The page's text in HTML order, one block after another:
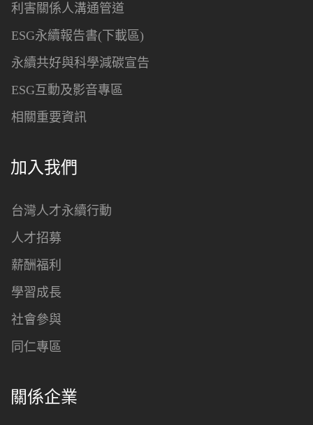
利害關係人溝通管道
ESG永續報告書(下載區)
永續共好與科學減碳宣告
ESG互動及影音專區
相關重要資訊
加入我們
台灣人才永續行動
人才招募
薪酬福利
學習成長
社會參與
同仁專區
關係企業